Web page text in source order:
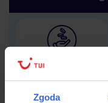
Zgoda
Lider niskich cen